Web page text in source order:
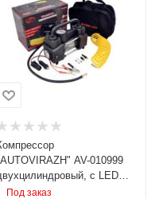
AV-010999
с LED
95 л/мин, 12V,
Под заказ